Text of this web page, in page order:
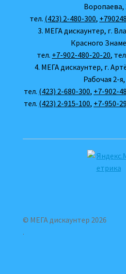
Воропаева,
тел. (423) 2-480-300,
3. МЕГА дискаунтер, г.
Красного
тел. +7-902-480-20-20,
4. МЕГА дискаунтер, г.
Рабочая 2-я,
тел. (423) 2-680-300, +7-902-
тел. (423) 2-915-100, +7-950-
© МЕГА дискаунтер 2026
.